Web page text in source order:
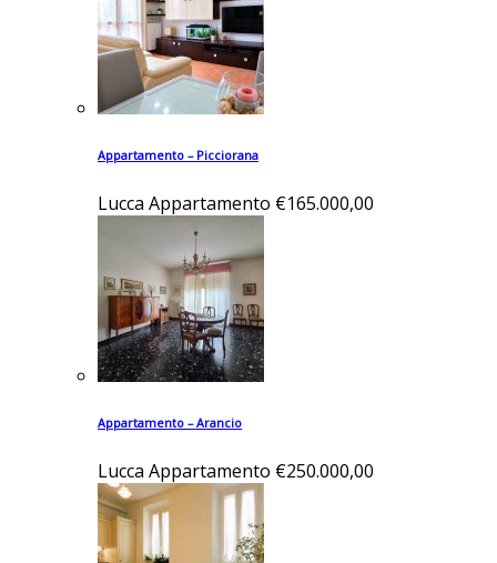
Appartamento – Picciorana
Lucca Appartamento €165.000,00
Appartamento – Arancio
Lucca Appartamento €250.000,00